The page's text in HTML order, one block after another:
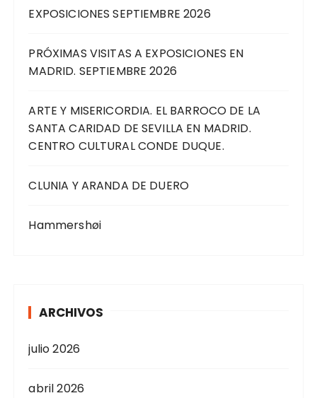
EXPOSICIONES SEPTIEMBRE 2026
PRÓXIMAS VISITAS A EXPOSICIONES EN
MADRID. SEPTIEMBRE 2026
ARTE Y MISERICORDIA. EL BARROCO DE LA
SANTA CARIDAD DE SEVILLA EN MADRID.
CENTRO CULTURAL CONDE DUQUE.
CLUNIA Y ARANDA DE DUERO
Hammershøi
ARCHIVOS
julio 2026
abril 2026